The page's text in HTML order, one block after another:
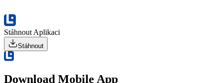
Stáhnout Aplikaci
Stáhnout
Download Mobile App